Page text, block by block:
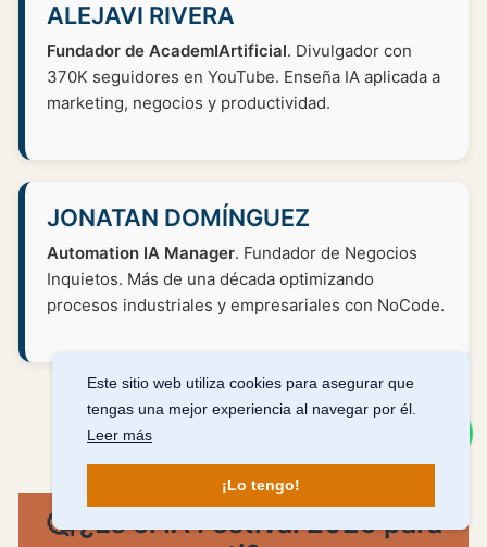
ALEJAVI RIVERA
Fundador de AcademIArtificial. Divulgador con
370K seguidores en YouTube. Enseña IA aplicada a
marketing, negocios y productividad.
JONATAN DOMÍNGUEZ
Automation IA Manager. Fundador de Negocios
Inquietos. Más de una década optimizando
procesos industriales y empresariales con NoCode.
🤔 ¿Es el IA Festival 2025 para
Este sitio web utiliza cookies para asegurar que
tengas una mejor experiencia al navegar por él.
Leer más
¡Lo tengo!